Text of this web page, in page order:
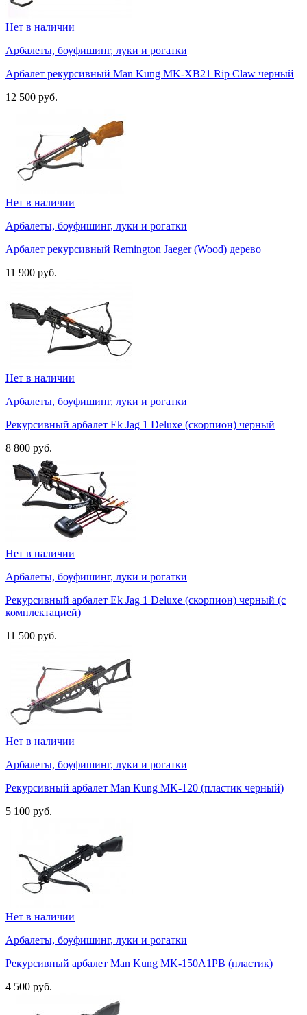
Нет в наличии
Арбалеты, боуфишинг, луки и рогатки
Арбалет рекурсивный Man Kung MK-XB21 Rip Claw черный
12 500 руб.
Нет в наличии
Арбалеты, боуфишинг, луки и рогатки
Арбалет рекурсивный Remington Jaeger (Wood) дерево
11 900 руб.
Нет в наличии
Арбалеты, боуфишинг, луки и рогатки
Рекурсивный арбалет Ek Jag 1 Deluxe (скорпион) черный
8 800 руб.
Нет в наличии
Арбалеты, боуфишинг, луки и рогатки
Рекурсивный арбалет Ek Jag 1 Deluxe (скорпион) черный (с
комплектацией)
11 500 руб.
Нет в наличии
Арбалеты, боуфишинг, луки и рогатки
Рекурсивный арбалет Man Kung MK-120 (пластик черный)
5 100 руб.
Нет в наличии
Арбалеты, боуфишинг, луки и рогатки
Рекурсивный арбалет Man Kung MK-150A1PB (пластик)
4 500 руб.